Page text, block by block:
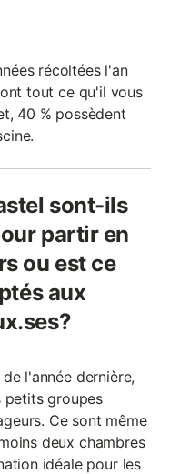
récoltées l'an
tout ce qu'il vous
40 % possèdent
sont-ils
partir en
ou est ce
aux
l'année dernière,
petits groupes
Ce sont même
deux chambres
idéale pour les